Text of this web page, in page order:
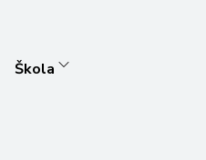
Škola